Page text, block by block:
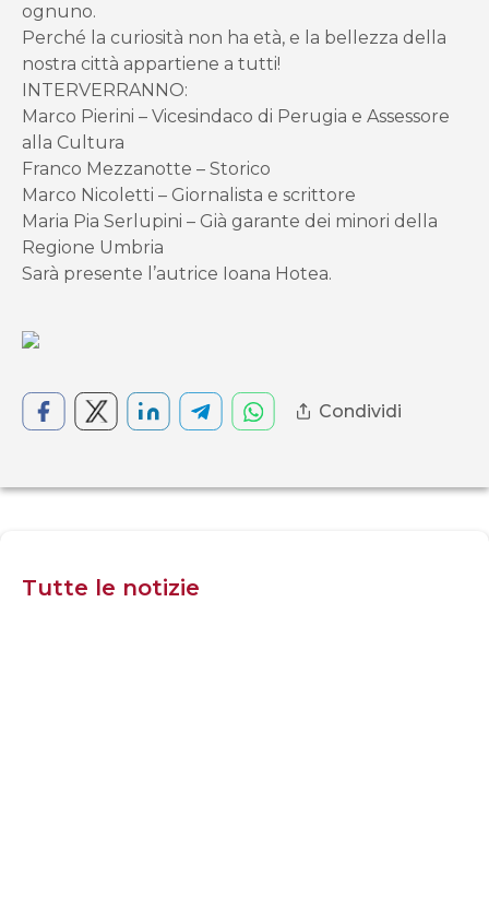
ognuno.
Perché la curiosità non ha età, e la bellezza della
nostra città appartiene a tutti!
INTERVERRANNO:
Marco Pierini – Vicesindaco di Perugia e Assessore
alla Cultura
Franco Mezzanotte – Storico
Marco Nicoletti – Giornalista e scrittore
Maria Pia Serlupini – Già garante dei minori della
Regione Umbria
Sarà presente l’autrice Ioana Hotea.
Condividi
Tutte le notizie